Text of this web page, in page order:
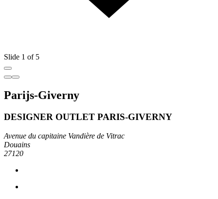
Slide 1 of 5
Parijs-Giverny
DESIGNER OUTLET PARIS-GIVERNY
Avenue du capitaine Vandière de Vitrac
Douains
27120